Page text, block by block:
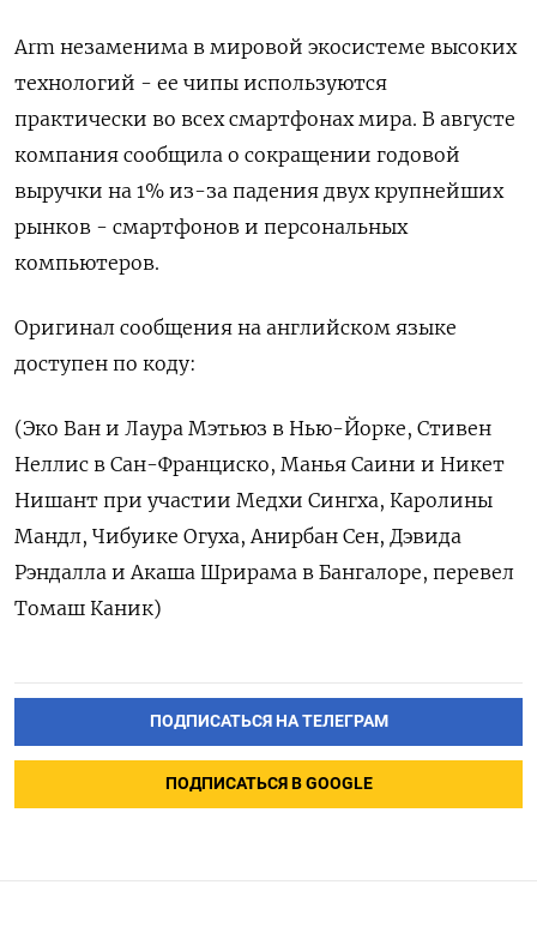
Arm незаменима в мировой экосистеме высоких
технологий - ее чипы используются
практически во всех смартфонах мира. В августе
компания сообщила о сокращении годовой
выручки на 1% из-за падения двух крупнейших
рынков - смартфонов и персональных
компьютеров.
Оригинал сообщения на английском языке
доступен по коду:
(Эко Ван и Лаура Мэтьюз в Нью-Йорке, Стивен
Неллис в Сан-Франциско, Манья Саини и Никет
Нишант при участии Медхи Сингха, Каролины
Мандл, Чибуике Огуха, Анирбан Сен, Дэвида
Рэндалла и Акаша Шрирама в Бангалоре, перевел
Томаш Каник)
ПОДПИСАТЬСЯ НА ТЕЛЕГРАМ
ПОДПИСАТЬСЯ В GOOGLE